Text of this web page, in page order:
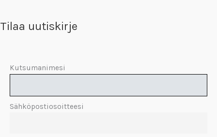
Tilaa uutiskirje
Kutsumanimesi
Sähköpostiosoitteesi